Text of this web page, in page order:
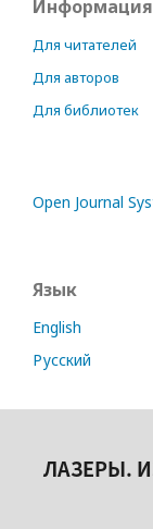
Информация
Для читателей
Для авторов
Для библиотек
Open Journal
Язык
English
Русский
ЛАЗЕРЫ.